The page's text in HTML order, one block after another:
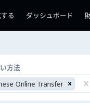
る ダッシュボード
方法
Online Transfer